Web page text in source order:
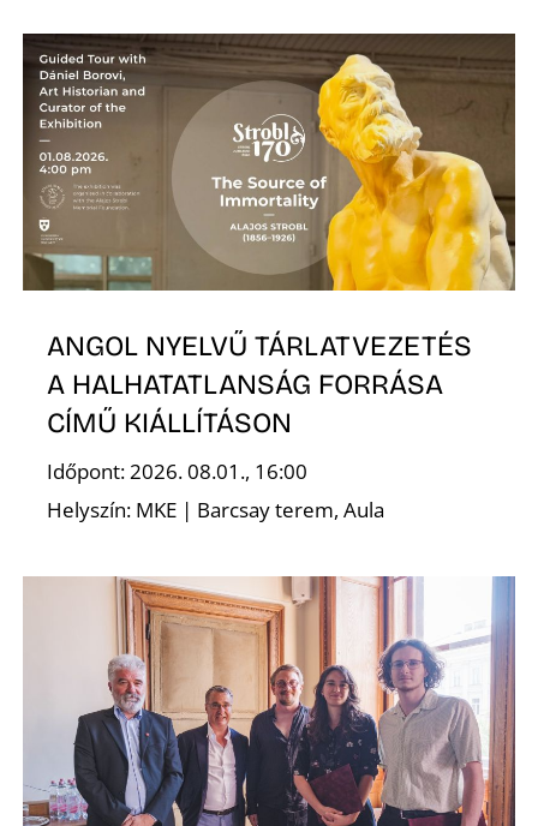
ANGOL NYELVŰ TÁRLATVEZETÉS
A HALHATATLANSÁG FORRÁSA
CÍMŰ KIÁLLÍTÁSON
Időpont: 2026. 08.01., 16:00
Helyszín: MKE | Barcsay terem, Aula